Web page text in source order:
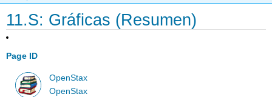
11.S: Gráficas (Resumen)
Page ID
OpenStax
OpenStax